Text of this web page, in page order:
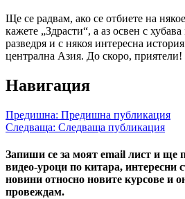
Ще се радвам, ако се отбиете на
кажете „Здрасти“, а аз освен с
разведря и с някоя интересна
централна Азия. До скоро,
Навигация
Предишна: Предишна публикация
Следваща: Следваща публикация
Запиши се за моят email лист и ще
видео-уроци по китара, интересни
новини относно новите курсове и
провеждам.